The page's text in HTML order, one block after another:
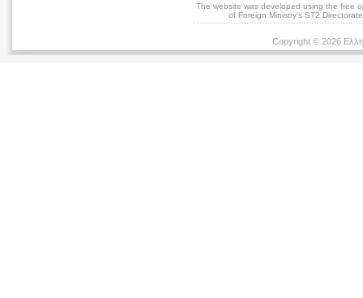
The website was developed using the free
of Foreign Ministry's ST2
Copyright © 2026